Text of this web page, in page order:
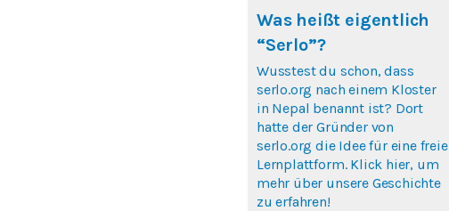
Was heißt eigentlich
“Serlo”?
Wusstest du schon, dass
serlo.org nach einem Kloster
in Nepal benannt ist? Dort
hatte der Gründer von
serlo.org die Idee für eine freie
Lernplattform. Klick hier, um
mehr über unsere Geschichte
zu erfahren!